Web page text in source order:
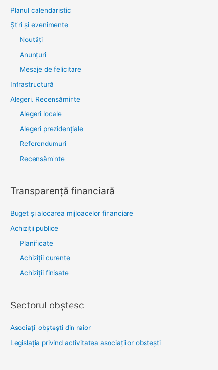
Planul calendaristic
Știri şi evenimente
Noutăţi
Anunţuri
Mesaje de felicitare
Infrastructură
Alegeri. Recensăminte
Alegeri locale
Alegeri prezidențiale
Referendumuri
Recensăminte
Transparenţă financiară
Buget și alocarea mijloacelor financiare
Achiziţii publice
Planificate
Achiziții curente
Achiziții finisate
Sectorul obştesc
Asociaţii obşteşti din raion
Legislaţia privind activitatea asociaţiilor obşteşti